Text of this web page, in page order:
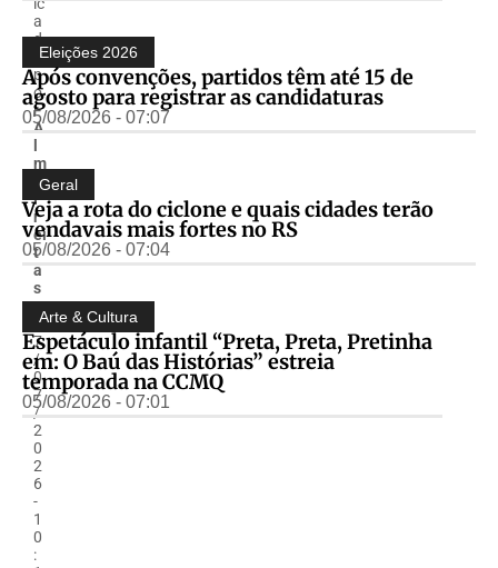
a
d
o
p
o
r
A
l
m
ir
F
r
ei
t
a
s
-
0
7
/
0
7
/
2
0
2
6
-
1
0
:
Eleições 2026
Após convenções, partidos têm até 15 de
agosto para registrar as candidaturas
05/08/2026 - 07:07
Geral
Veja a rota do ciclone e quais cidades terão
vendavais mais fortes no RS
05/08/2026 - 07:04
Arte & Cultura
Espetáculo infantil “Preta, Preta, Pretinha
em: O Baú das Histórias” estreia
temporada na CCMQ
05/08/2026 - 07:01